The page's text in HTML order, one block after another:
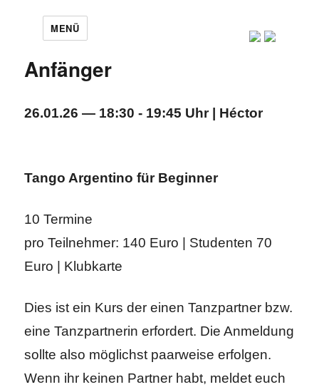
MENÜ
Anfänger
26.01.26 — 18:30 - 19:45 Uhr | Héctor
Tango Argentino für Beginner
10 Termine
pro Teilnehmer: 140 Euro | Studenten 70
Euro | Klubkarte
Dies ist ein Kurs der einen Tanzpartner bzw.
eine Tanzpartnerin erfordert. Die Anmeldung
sollte also möglichst paarweise erfolgen.
Wenn ihr keinen Partner habt, meldet euch